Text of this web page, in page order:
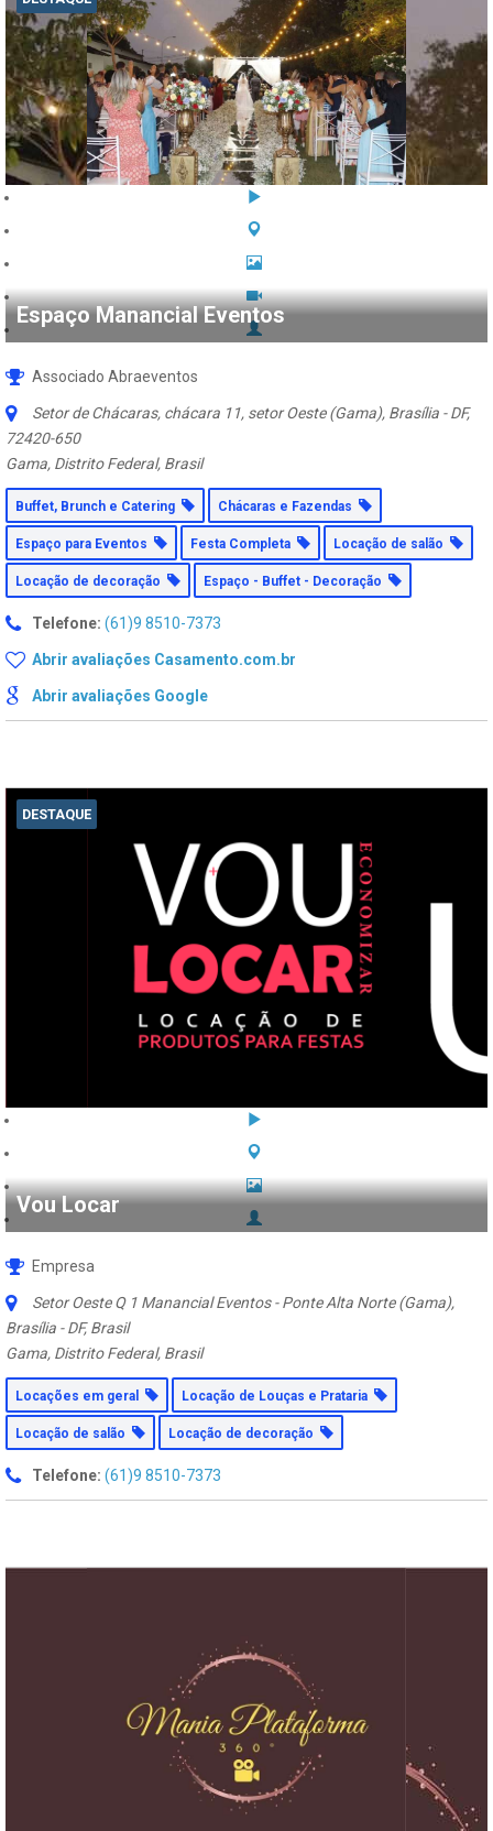
Espaço Manancial Eventos
Associado Abraeventos
Setor de Chácaras, chácara 11, setor Oeste (Gama), Brasília - DF,
72420-650
Gama, Distrito Federal, Brasil
Buffet, Brunch e Catering Chácaras e Fazendas
Espaço para Eventos Festa Completa Locação de salão
Locação de decoração Espaço - Buffet - Decoração
Telefone: (61)9 8510-7373
Abrir avaliações Casamento.com.br
Abrir avaliações Google
Vou Locar
DESTAQUE
Empresa
Setor Oeste Q 1 Manancial Eventos - Ponte Alta Norte (Gama),
Brasília - DF, Brasil
Gama, Distrito Federal, Brasil
Locações em geral Locação de Louças e Prataria
Locação de salão Locação de decoração
Telefone: (61)9 8510-7373